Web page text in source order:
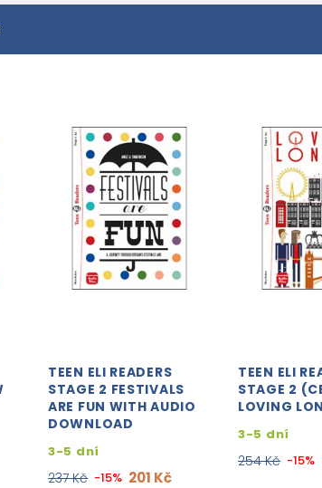
TEEN ELI READERS
STAGE 2 FESTIVALS
ARE FUN WITH AUDIO
DOWNLOAD
3-5 dní
237 Kč -15% 201 Kč
TEEN ELI
STAGE 2
LOVING
3-5 dní
254 Kč -15%